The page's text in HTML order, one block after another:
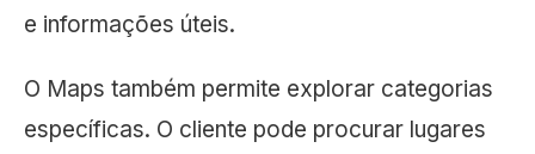
e informações úteis.
O Maps também permite explorar categorias
específicas. O cliente pode procurar lugares